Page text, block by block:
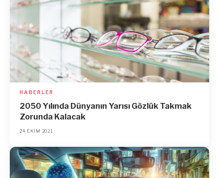
HABERLER
2050 Yılında Dünyanın Yarısı Gözlük Takmak
Zorunda Kalacak
24 EKIM 2021